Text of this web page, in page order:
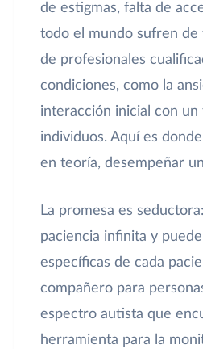
de estigmas, falta de
todo el mundo sufren de
de profesionales
condiciones, como la
interacción inicial con
individuos. Aquí es
en teoría, desempeñar
La promesa es
paciencia infinita y
específicas de cada
compañero para
espectro autista que
herramienta para la